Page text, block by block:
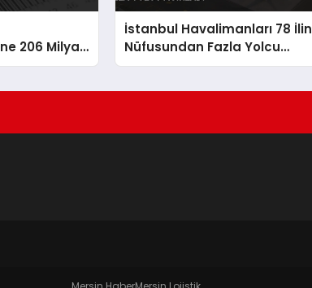
206 Milyar
İstanbul Havalimanları 78 İlin
Nüfusundan Fazla Yolcu
Ağırladı